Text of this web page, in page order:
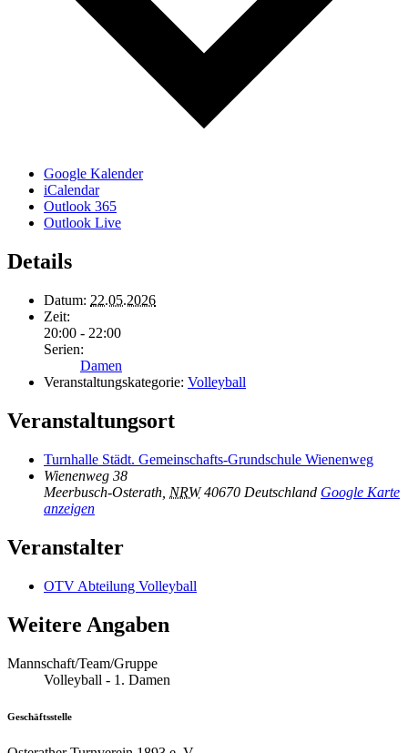
Google Kalender
iCalendar
Outlook 365
Outlook Live
Details
Datum: 22.05.2026
Zeit:
20:00 - 22:00
Serien:
Damen
Veranstaltungskategorie: Volleyball
Veranstaltungsort
Turnhalle Städt. Gemeinschafts-Grundschule Wienenweg
Wienenweg 38
Meerbusch-Osterath NRW 40670 Deutschland Google Karte
anzeigen
Veranstalter
OTV Abteilung Volleyball
Weitere Angaben
Mannschaft/Team/Gruppe
Volleyball - 1. Damen
Geschäftsstelle